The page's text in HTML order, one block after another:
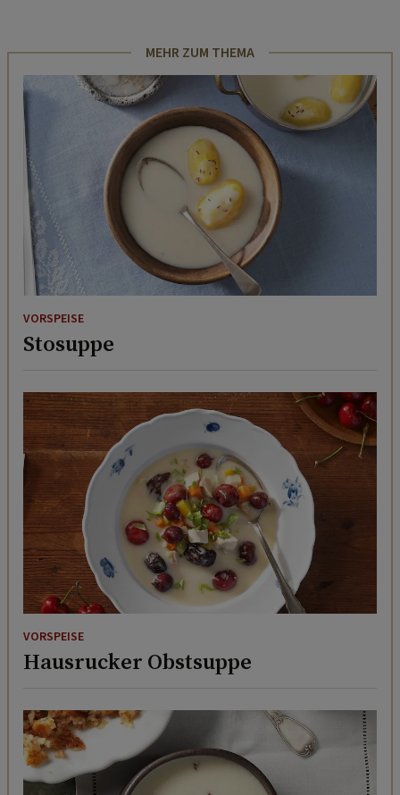
MEHR ZUM THEMA
VORSPEISE
Stosuppe
VORSPEISE
Hausrucker Obstsuppe